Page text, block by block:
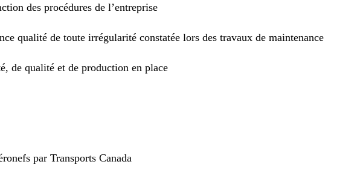
des procédures de l’entreprise
qualité de toute irrégularité constatée lors des travaux de maintenance
de qualité et de production en place
par Transports Canada